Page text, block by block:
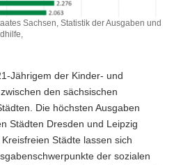
Sachsen, Statistik der Ausgaben und
Jährigem der Kinder- und
den sächsischen
Die höchsten Ausgaben
Städten Dresden und Leipzig
Städte lassen sich
der sozialen